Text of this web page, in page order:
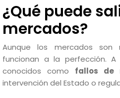
¿Qué puede
mercados?
Aunque los mercados son
funcionan a la perfección. A
conocidos como fallos de
intervención del Estado o